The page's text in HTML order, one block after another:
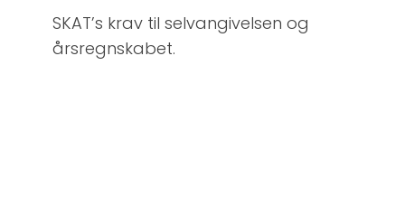
SKAT’s krav til selvangivelsen og
årsregnskabet.